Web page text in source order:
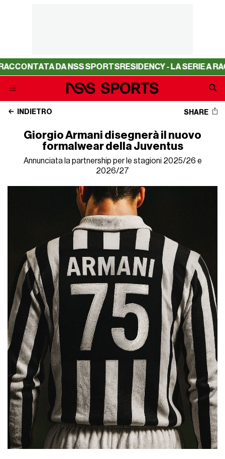
DA NSS SPORTSRESIDENCY - LA SERIE A
INDIETRO SHARE
Giorgio Armani disegnerà il nuovo
formalwear della Juventus
Annunciata la partnership per le stagioni 2025/26 e
2026/27